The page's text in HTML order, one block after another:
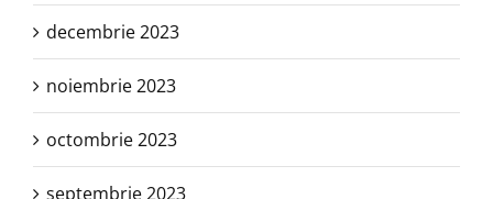
decembrie 2023
noiembrie 2023
octombrie 2023
septembrie 2023